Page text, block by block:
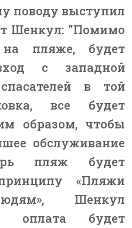
поводу выступил
Шенкул: "Помимо
пляже, будет
с западной
в той
все будет
образом, чтобы
обслуживание
пляж будет
«Пляжи
Шенкул
оплата будет